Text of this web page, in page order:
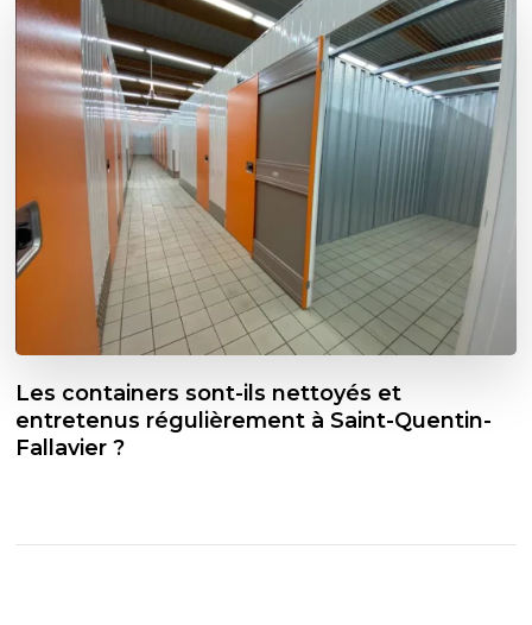
Les containers sont-ils nettoyés et
entretenus régulièrement à Saint-Quentin-
Fallavier ?